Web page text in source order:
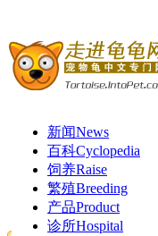
新闻News
百科Cyclopedia
饲养Raise
繁殖Breeding
产品Product
诊所Hospital